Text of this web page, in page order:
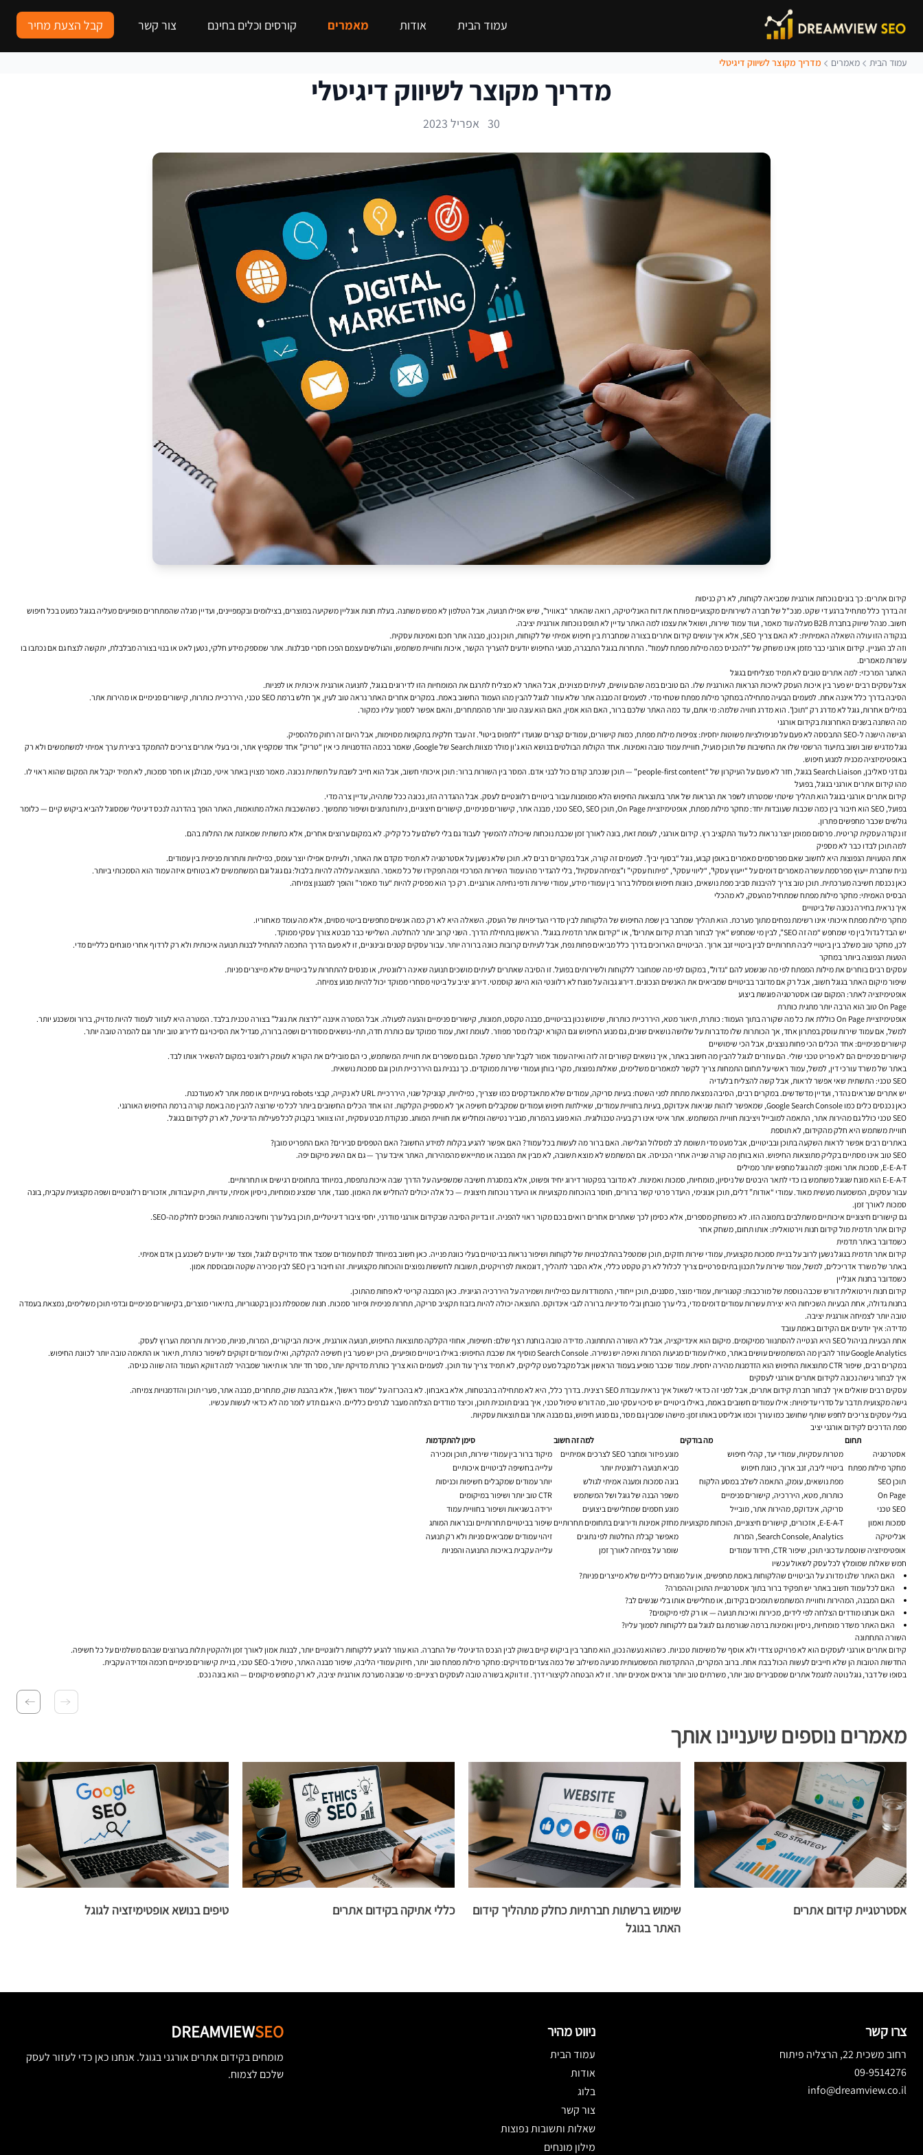
עמוד הבית אודות מאמרים קורסים וכלים בחינם צור קשר קבל הצעת מחיר
עמוד הבית מאמרים מדריך מקוצר לשיווק דיגיטלי
מדריך מקוצר לשיווק דיגיטלי
30 אפריל 2023
קידום אתרים: כך בונים נוכחות אורגנית שמביאה לקוחות, לא רק כניסות
זה בדרך כלל מתחיל ברגע די שקט. מנכ"ל של חברה לשירותים מקצועיים פותח את דוח האנליטיקה, רואה שהאתר “באוויר”, שיש אפילו תנועה, אבל הטלפון לא ממש משתנה. בעלת חנות אונליין משקיעה במוצרים, בצילומים ובקמפיינים, ועדיין מגלה שהמתחרים מופיעים מעליה בגוגל כמעט בכל חיפוש
חשוב. מנהל שיווק בחברת B2B מעלה עוד מאמר, ועוד עמוד שירות, ושואל את עצמו למה האתר עדיין לא תופס נוכחות אורגנית יציבה.
בנקודה הזו עולה השאלה האמיתית: לא האם צריך SEO, אלא איך עושים
קידום אתריםבצורה שמחברת בין חיפוש אמיתי של לקוחות, תוכן נכון, מבנה אתר חכם ואמינות עסקית.
וזה לב העניין. קידום אורגני כבר מזמן אינו משחק של “להכניס כמה מילות מפתח לעמוד”. התחרות בגוגל התבגרה, מנועי החיפוש יודעים להעריך הקשר, איכות וחוויית משתמש, והגולשים עצמם הפכו חסרי סבלנות. אתר שמספק מידע חלקי, נטען לאט או בנוי בצורה מבלבלת, יתקשה לנצח גם אם נכתבו בו
עשרות מאמרים.
האתגר המרכזי: למה אתרים טובים לא תמיד מצליחים בגוגל
אצל עסקים רבים יש פער בין איכות העסק לאיכות הנראות האורגנית שלו. הם טובים במה שהם עושים, לעיתים מצוינים, אבל האתר לא מצליח לתרגם את המומחיות הזו לדירוגים בגוגל, לתנועה אורגנית איכותית או לפניות.
הסיבה בדרך כלל איננה אחת. לפעמים הבעיה מתחילה במחקר מילות מפתח שטחי מדי. לפעמים זה מבנה אתר שלא עוזר לגוגל להבין מהו העמוד החשוב באמת. במקרים אחרים האתר נראה טוב לעין, אך חלש ברמת SEO טכני, היררכיית כותרות, קישורים פנימיים או מהירות אתר.
במילים אחרות, גוגל לא מדרג רק “תוכן”. הוא מדרג חוויה שלמה: מי אתם, עד כמה האתר שלכם ברור, האם הוא אמין, האם הוא עונה טוב יותר מהמתחרים, והאם אפשר לסמוך עליו כמקור.
מה השתנה בשנים האחרונות בקידום אורגני
הגישה הישנה ל-SEO התבססה לא פעם על מניפולציות פשוטות יחסית: צפיפות מילות מפתח, כמות קישורים, עמודים קצרים שנועדו “לתפוס ביטוי”. זה עבד חלקית בתקופות מסוימות, אבל היום זה רחוק מלהספיק.
גוגל מדגיש שוב ושוב בתיעוד הרשמי שלו את החשיבות של תוכן מועיל, חוויית עמוד טובה ואמינות. אחד הקולות הבולטים בנושא הוא ג'ון מולר מצוות Search של Google, שאמר בכמה הזדמנויות כי אין “טריק” אחד שמקפיץ אתר, וכי בעלי אתרים צריכים להתמקד ביצירת ערך אמיתי למשתמשים ולא רק
באופטימיזציה מכנית למנוע חיפוש.
גם דני סאליבן, Search Liaison בגוגל, חזר לא פעם על העיקרון של “people-first content” — תוכן שנכתב קודם כול לבני אדם. המסר בין השורות ברור: תוכן איכותי חשוב, אבל הוא חייב לשבת על תשתית נכונה. מאמר מצוין באתר איטי, מבולגן או חסר סמכות, לא תמיד יקבל את המקום שהוא ראוי לו.
מהו קידום אתרים אורגני בגוגל, בפועל
קידום אתרים אורגני בגוגל הוא תהליך שיטתי שמטרתו לשפר את הנראות של אתר בתוצאות החיפוש הלא ממומנות עבור ביטויים רלוונטיים לעסק. אבל ההגדרה הזו, נכונה ככל שתהיה, עדיין צרה מדי.
בפועל, SEO הוא חיבור בין כמה שכבות שעובדות יחד: מחקר מילות מפתח, אופטימיזציית On Page, תוכן SEO, SEO טכני, מבנה אתר, קישורים פנימיים, קישורים חיצוניים, ניתוח נתונים ושיפור מתמשך. כשהשכבות האלה מתואמות, האתר הופך בהדרגה לנכס דיגיטלי שמסוגל להביא ביקוש קיים — כלומר
גולשים שכבר מחפשים פתרון.
זו נקודה עסקית קריטית. פרסום ממומן יוצר נראות כל עוד התקציב רץ. קידום אורגני, לעומת זאת, בונה לאורך זמן שכבת נוכחות שיכולה להמשיך לעבוד גם בלי לשלם על כל קליק. לא במקום ערוצים אחרים, אלא כתשתית שמאזנת את התלות בהם.
למה תוכן לבדו כבר לא מספיק
אחת הטעויות הנפוצות היא לחשוב שאם מפרסמים מאמרים באופן קבוע, גוגל “בסוף יבין”. לפעמים זה קורה, אבל במקרים רבים לא. תוכן שלא נשען על אסטרטגיה לא תמיד מקדם את האתר, ולעיתים אפילו יוצר עומס, כפילויות ותחרות פנימית בין עמודים.
נניח שחברת ייעוץ מפרסמת עשרה מאמרים דומים על “ייעוץ עסקי”, “ליווי עסקי”, “פיתוח עסקי” ו”צמיחה עסקית”, בלי להגדיר מהו עמוד השירות המרכזי ומה תפקידו של כל מאמר. התוצאה עלולה להיות בלבול: גם גוגל וגם המשתמשים לא בטוחים איזה עמוד הוא הסמכותי ביותר.
כאן נכנסת חשיבה מערכתית. תוכן טוב צריך להיבנות סביב מפת נושאים, כוונות חיפוש ומסלול ברור בין עמודי מידע, עמודי שירות ודפי נחיתה אורגניים. רק כך הוא מפסיק להיות “עוד מאמר” והופך למנגנון צמיחה.
הבסיס האמיתי: מחקר מילות מפתח שמתחיל מהעסק, לא מהכלי
איך נראית בחירה נכונה של ביטויים
מחקר מילות מפתח איכותי אינו רשימת נפחים מתוך מערכת. הוא תהליך שמחבר בין שפת החיפוש של הלקוחות לבין סדרי העדיפויות של העסק. השאלה היא לא רק כמה אנשים מחפשים ביטוי מסוים, אלא מה עומד מאחוריו.
יש הבדל גדול בין מי שמחפש “מה זה SEO”, לבין מי שמחפש “איך לבחור חברת קידום אתרים”, או “קידום אתר תדמית בגוגל”. הראשון בתחילת הדרך. השני קרוב יותר להחלטה. השלישי כבר מבטא צורך עסקי ממוקד.
לכן, מחקר טוב משלב בין ביטויי ליבה תחרותיים לבין ביטויי זנב ארוך. הביטויים הארוכים בדרך כלל מביאים פחות נפח, אבל לעיתים קרובות כוונה ברורה יותר. עבור עסקים קטנים ובינוניים, זו לא פעם הדרך החכמה להתחיל לבנות תנועה איכותית ולא רק לרדוף אחרי מונחים כלליים מדי.
הטעות הנפוצה ביותר במחקר
עסקים רבים בוחרים את מילות המפתח לפי מה שנשמע להם “גדול”, במקום לפי מה שמחובר ללקוחות ולשירותים בפועל. זו הסיבה שאתרים לעיתים מושכים תנועה שאינה רלוונטית, או מנסים להתחרות על ביטויים שלא מייצרים פניות.
שיפור מיקום האתר בגוגל חשוב, אבל רק אם מדובר בביטויים שמביאים את האנשים הנכונים. דירוג גבוה על מונח לא רלוונטי הוא הישג קוסמטי. דירוג יציב על ביטוי מסחרי ממוקד יכול להיות מנוע צמיחה.
אופטימיזציה לאתר: המקום שבו אסטרטגיה פוגשת ביצוע
On Page טוב הוא הרבה יותר מתגית כותרת
אופטימיזציית On Page כוללת את כל מה שקורה בתוך העמוד: כותרת, תיאור מטא, היררכיית כותרות, שימוש נכון בביטויים, מבנה טקסט, תמונות, קישורים פנימיים והנעה לפעולה. אבל המטרה איננה “לרצות את גוגל” בצורה טכנית בלבד. המטרה היא לעזור לעמוד להיות מדויק, ברור ומשכנע יותר.
למשל, אם עמוד שירות עוסק בפתרון אחד, אך הכותרות שלו מדברות על שלושה נושאים שונים, גם מנוע החיפוש וגם הקורא יקבלו מסר מפוזר. לעומת זאת, עמוד ממוקד עם כותרת חדה, תתי-נושאים מסודרים ושפה ברורה, מגדיל את הסיכוי גם לדירוג טוב יותר וגם להמרה טובה יותר.
קישורים פנימיים: אחד הכלים הכי פחות נוצצים, אבל הכי שימושיים
קישורים פנימיים הם לא פריט טכני שולי. הם עוזרים לגוגל להבין מה חשוב באתר, איך נושאים קשורים זה לזה ואיזה עמוד אמור לקבל יותר משקל. הם גם משפרים את חוויית המשתמש, כי הם מובילים את הקורא לעומק רלוונטי במקום להשאיר אותו לבד.
באתר של משרד עורכי דין, למשל, עמוד ראשי על תחום התמחות צריך לקשר למאמרים משלימים, שאלות נפוצות, מקרי בוחן ועמודי שירות ממוקדים. כך נבנית גם היררכיית תוכן וגם סמכות נושאית.
SEO טכני: התשתית שאי אפשר לראות, אבל קשה להצליח בלעדיה
יש אתרים שנראים נהדר, ועדיין מדשדשים. במקרים רבים, הסיבה נמצאת מתחת לפני השטח: בעיות סריקה, עמודים שלא מתאנדקסים כמו שצריך, כפילויות, קנוניקל שגוי, היררכיית URL לא נקייה, קבצי robots בעייתיים או מפת אתר לא מעודכנת.
כאן נכנסים כלים כמו Google Search Console, שמאפשר לזהות שגיאות אינדוקס, בעיות בחוויית עמודים, שאילתות חיפוש ועמודים שמקבלים חשיפה אך לא מספיק הקלקות. זהו אחד הכלים החשובים ביותר לכל מי שרוצה להבין מה באמת קורה ברמת החיפוש האורגני.
SEO טכני כולל גם מהירות אתר, התאמה למובייל ויציבות חוויית המשתמש. אתר איטי אינו רק בעיה טכנולוגית. הוא פוגע בהמרות, מגביר נטישה ומחליש את חוויית המותג. מנקודת מבט עסקית, זהו צוואר בקבוק לכל פעילות הדיגיטל, לא רק לקידום בגוגל.
חוויית משתמש היא חלק מהקידום, לא תוספת
באתרים רבים אפשר לראות השקעה בתוכן ובביטויים, אבל מעט מדי תשומת לב למסלול הגלישה. האם ברור מה לעשות בכל עמוד? האם אפשר להגיע בקלות למידע החשוב? האם הטפסים סבירים? האם התפריט מובן?
SEO טוב אינו מסתיים בקליק מתוצאות החיפוש. הוא בוחן מה קורה שנייה אחרי הכניסה. אם המשתמש לא מוצא תשובה, לא מבין את המבנה או מתייאש מהמהירות, האתר איבד ערך — גם אם השיג מיקום יפה.
E-E-A-T, סמכות אתר ואמון: למה גוגל מחפש יותר ממילים
E-E-A-T הוא מונח שגוגל משתמש בו כדי לתאר היבטים של ניסיון, מומחיות, סמכות ואמינות. לא מדובר בפקטור דירוג יחיד ופשוט, אלא במסגרת חשיבה שמשפיעה על הדרך שבה איכות נתפסת, במיוחד בתחומים רגישים או תחרותיים.
עבור עסקים, המשמעות מעשית מאוד. עמודי “אודות” דלים, תוכן אנונימי, היעדר פרטי קשר ברורים, חוסר בהוכחות מקצועיות או היעדר נוכחות חיצונית — כל אלה יכולים להחליש את האמון. מנגד, אתר שמציג מומחיות, ניסיון אמיתי, עדויות, תיק עבודות, אזכורים רלוונטיים ושפה מקצועית עקבית, בונה
סמכות לאורך זמן.
גם קישורים חיצוניים איכותיים משתלבים בתמונה הזו. לא כמשחק מספרים, אלא כסימן לכך שאתרים אחרים רואים בכם מקור ראוי להפניה. זו בדיוק הסיבה שבקידום אורגני מודרני, יחסי ציבור דיגיטליים, תוכן בעל ערך וחשיבה מותגית הופכים לחלק מה-SEO.
קידום אתר תדמית מול קידום חנות וירטואלית: אותו תחום, משחק אחר
כשמדובר באתר תדמית
קידום אתר תדמית בגוגל נשען לרוב על בניית סמכות מקצועית, עמודי שירות חזקים, תוכן שמטפל בהתלבטויות של לקוחות ושיפור נראות בביטויים בעלי כוונת פנייה. כאן חשוב במיוחד לנסח עמודים שמצד אחד מדויקים לגוגל, ומצד שני יודעים לשכנע בן אדם אמיתי.
באתר של משרד אדריכלים, למשל, עמוד שירות על תכנון בתים פרטיים צריך לכלול לא רק טקסט כללי, אלא הסבר לתהליך, דוגמאות לפרויקטים, תשובות לחששות נפוצים והוכחות מקצועיות. זהו חיבור בין SEO לבין מכירה שקטה ומבוססת אמון.
כשמדובר בחנות אונליין
קידום חנות וירטואלית דורש שכבה נוספת של מורכבות: קטגוריות, עמודי מוצר, מסננים, תוכן ייחודי, התמודדות עם כפילויות ושמירה על היררכיה הגיונית. כאן המבנה קריטי לא פחות מהתוכן.
בחנות גדולה, אחת הבעיות השכיחות היא יצירת עשרות עמודים דומים מדי, בלי ערך מובחן ובלי מדיניות ברורה לגבי אינדוקס. התוצאה יכולה להיות בזבוז תקציב סריקה, תחרות פנימית ופיזור סמכות. חנות שמטפלת נכון בקטגוריות, בתיאורי מוצרים, בקישורים פנימיים ובדפי תוכן משלימים, נמצאת בעמדה
טובה יותר לצמיחה אורגנית יציבה.
מדידה: איך יודעים אם הקידום באמת עובד
אחת הבעיות בניהול SEO היא הנטייה להסתנוור ממיקומים. מיקום הוא אינדיקציה, אבל לא השורה התחתונה. מדידה טובה בוחנת רצף שלם: חשיפות, אחוזי הקלקה מתוצאות החיפוש, תנועה אורגנית, איכות הביקורים, המרות, פניות, מכירות ותרומת הערוץ לעסק.
Google Analytics עוזר להבין מה המשתמשים עושים באתר, מאילו עמודים מגיעות המרות ואיפה יש נשירה. Search Console מוסיף את שכבת החיפוש: באילו ביטויים מופיעים, היכן יש פער בין חשיפה להקלקה, ואילו עמודים זקוקים לשיפור כותרת, תיאור או התאמה טובה יותר לכוונת החיפוש.
במקרים רבים, שיפור CTR מתוצאות החיפוש הוא הזדמנות מהירה יחסית. עמוד שכבר מופיע בעמוד הראשון אבל מקבל מעט קליקים, לא תמיד צריך עוד תוכן. לפעמים הוא צריך כותרת מדויקת יותר, מסר חד יותר או תיאור שמבהיר למה דווקא העמוד הזה שווה כניסה.
איך לבחור גישה נכונה לקידום אתרים אורגני לעסקים
עסקים רבים שואלים איך לבחור חברת קידום אתרים, אבל לפני זה כדאי לשאול איך נראית עבודת SEO רצינית. בדרך כלל, היא לא מתחילה בהבטחות, אלא באבחון. לא בהכרזה על “עמוד ראשון”, אלא בהבנת שוק, מתחרים, מבנה אתר, פערי תוכן והזדמנויות צמיחה.
גישה מקצועית תדבר על סדרי עדיפויות: אילו עמודים חשובים באמת, באילו ביטויים יש סיכוי עסקי טוב, מה דורש טיפול טכני, איך בונים תוכנית תוכן, וכיצד מודדים הצלחה מעבר לגרפים כלליים. היא גם תדע לומר מה לא כדאי לעשות עכשיו.
בעלי עסקים צריכים לחפש שותף שחושב כמו עורך וכמו אנליסט באותו זמן: מישהו שמבין גם מסר, גם מנוע חיפוש, גם מבנה אתר וגם תוצאות עסקיות.
מפת הדרכים לקידום אורגני יציב
תחום
מה בודקים למה זה חשוב
סימן להתקדמות
אסטרטגיה
מטרות עסקיות, עמודי יעד, קהלי חיפוש מונע פיזור ומחבר SEO לצרכים אמיתיים
מיקוד ברור בין עמודי שירות, תוכן ומכירה
מחקר מילות מפתח ביטויי ליבה, זנב ארוך, כוונת חיפוש מביא תנועה רלוונטית יותר
עלייה בחשיפה לביטויים איכותיים
תוכן SEO
מפת נושאים, עומק, התאמה לשלב במסע הלקוח בונה סמכות ומענה אמיתי לגולש
יותר עמודים שמקבלים חשיפות וכניסות
On Page
כותרות, מטא, היררכיה, קישורים פנימיים משפר הבנה של גוגל ושל המשתמש
CTR טוב יותר ושיפור במיקומים
SEO טכני
סריקה, אינדוקס, מהירות אתר, מובייל מונע חסמים שמחלישים ביצועים
ירידה בשגיאות ושיפור בחוויית עמוד
סמכות ואמון
E-E-A-T, אזכורים, קישורים חיצוניים, הוכחות מקצועיות מחזק אמינות ודירוגים בתחומים תחרותיים שיפור בביטויים תחרותיים ובנראות המותג
אנליטיקה
Search Console, Analytics, המרות מאפשר קבלת החלטות לפי נתונים
זיהוי עמודים שמביאים פניות ולא רק תנועה
אופטימיזציה שוטפתעדכוני תוכן, שיפור CTR, חידוד עמודים שומר על צמיחה לאורך זמן
עלייה עקבית באיכות התנועה והפניות
חמש שאלות שמומלץ לכל עסק לשאול עכשיו
האם האתר שלנו מדורג על הביטויים שהלקוחות באמת מחפשים, או על מונחים כלליים שלא מייצרים פניות?
האם לכל עמוד חשוב באתר יש תפקיד ברור בתוך אסטרטגיית התוכן וההמרה?
האם המבנה, המהירות וחוויית המשתמש תומכים בקידום, או מחלישים אותו בלי שנשים לב?
האם אנחנו מודדים הצלחה לפי לידים, מכירות ואיכות תנועה — או רק לפי מיקומים?
האם האתר משדר מומחיות, ניסיון ואמינות ברמה שגורמת גם לגוגל וגם ללקוחות לסמוך עליו?
השורה התחתונה
קידום אתרים אורגני לעסקים הוא לא פרויקט צדדי ולא אוסף של משימות טכניות. כשהוא נעשה נכון, הוא מחבר בין ביקוש קיים בשוק לבין הנכס הדיגיטלי של החברה. הוא עוזר להגיע ללקוחות רלוונטיים יותר, לבנות אמון לאורך זמן ולהקטין תלות בערוצים שבהם משלמים על כל חשיפה.
החדשות הטובות הן שלא חייבים לעשות הכול בבת אחת. ברוב המקרים, ההתקדמות המשמעותית מגיעה משילוב של כמה צעדים מדויקים: מחקר מילות מפתח טוב יותר, חיזוק עמודי הליבה, שיפור מבנה האתר, טיפול ב-SEO טכני, בניית קישורים פנימיים חכמה ומדידה עקבית.
בסופו של דבר, גוגל נוטה לתגמל אתרים שמסבירים טוב יותר, משרתים טוב יותר ונראים אמינים יותר. זו לא הבטחה לקיצורי דרך. זו דווקא בשורה טובה לעסקים רציניים: מי שבונה מערכת אורגנית יציבה, לא רק מחפש מיקומים — הוא בונה נכס.
מאמרים נוספים שיעניינו אותך
אסטרטגיית קידום אתרים
שימוש ברשתות חברתיות כחלק מתהליך קידום
האתר בגוגל
כללי אתיקה בקידום אתרים טיפים בנושא אופטימיזציה לגוגל
צרו קשר
רחוב משכית 22, הרצליה פיתוח
09-9514276
info@dreamview.co.il
ניווט מהיר
עמוד הבית
אודות
בלוג
צור קשר
שאלות ותשובות נפוצות
מילון מונחים
DREAMVIEWSEO
מומחים בקידום אתרים אורגני בגוגל. אנחנו כאן כדי לעזור לעסק
שלכם לצמוח.